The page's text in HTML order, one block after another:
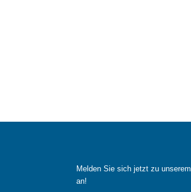
Melden Sie sich jetzt zu unserem
an!